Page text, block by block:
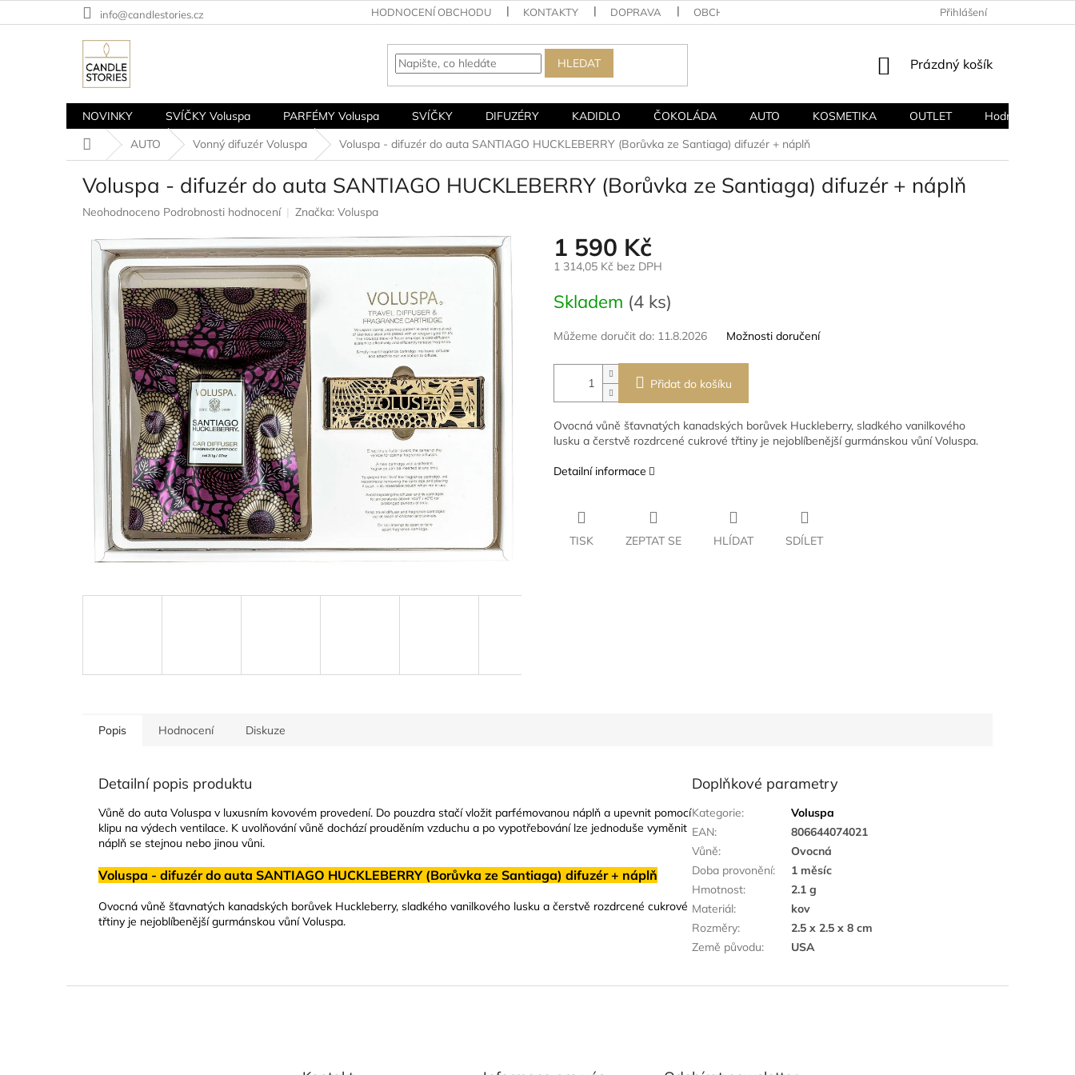
na
info@candlestories.cz HODNOCENÍ OBCHODU KONTAKTY DOPRAVA OBCHODNÍ PODMÍNKY PODMÍNKY OCHRANY OSOBNÍCH ÚDAJŮ
Přihlášení
HLEDAT
NÁKUPNÍ
Prázdný košík
NOVINKY SVÍČKY Voluspa PARFÉMY Voluspa SVÍČKY DIFUZÉRY KADIDLO ČOKOLÁDA AUTO KOSMETIKA OUTLET
Hodnocení
Domů AUTO Vonný difuzér Voluspa Voluspa - difuzér do auta SANTIAGO HUCKLEBERRY (Borůvka ze Santiaga) difuzér + náplň
Voluspa - difuzér do auta SANTIAGO HUCKLEBERRY (Borůvka ze Santiaga) difuzér + náplň
Průměrné
produktu
hvězdiček.
Neohodnoceno Podrobnosti hodnocení Značka: Voluspa
1 590 Kč
1 314,05 Kč bez DPH
cena:
Skladem (4 ks)
Můžeme doručit do: 11.8.2026 Možnosti doručení
Přidat do košíku
Ovocná vůně šťavnatých kanadských borůvek Huckleberry, sladkého vanilkového
lusku a čerstvě rozdrcené cukrové třtiny je nejoblíbenější gurmánskou vůní Voluspa.
Detailní informace
TISK ZEPTAT SE HLÍDAT SDÍLET
Popis Hodnocení Diskuze
Detailní popis produktu
Vůně do auta Voluspa v luxusním kovovém provedení. Do pouzdra stačí vložit parfémovanou náplň a upevnit pomocí
klipu na výdech ventilace. K uvolňování vůně dochází prouděním vzduchu a po vypotřebování lze jednoduše vyměnit
náplň se stejnou nebo jinou vůni.
Voluspa - difuzér do auta SANTIAGO HUCKLEBERRY (Borůvka ze Santiaga) difuzér + náplň
Ovocná vůně šťavnatých kanadských borůvek Huckleberry, sladkého vanilkového lusku a čerstvě rozdrcené cukrové
třtiny je nejoblíbenější gurmánskou vůní Voluspa.
Doplňkové parametry
Kategorie:
Voluspa
EAN:
806644074021
Vůně:
Ovocná
Doba provonění:
1 měsíc
Hmotnost:
2.1 g
Materiál:
kov
Rozměry:
2.5 x 2.5 x 8 cm
Země původu: USA